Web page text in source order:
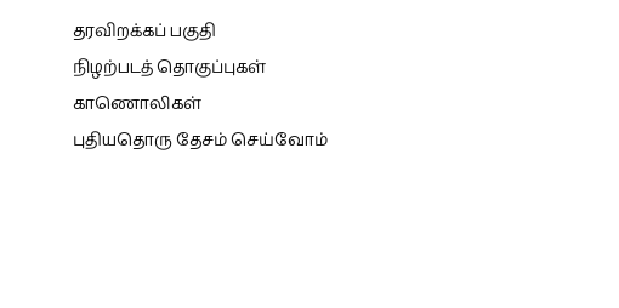
தரவிறக்கப் பகுதி
நிழற்படத் தொகுப்புகள்
காணொலிகள்
புதியதொரு தேசம் செய்வோம்